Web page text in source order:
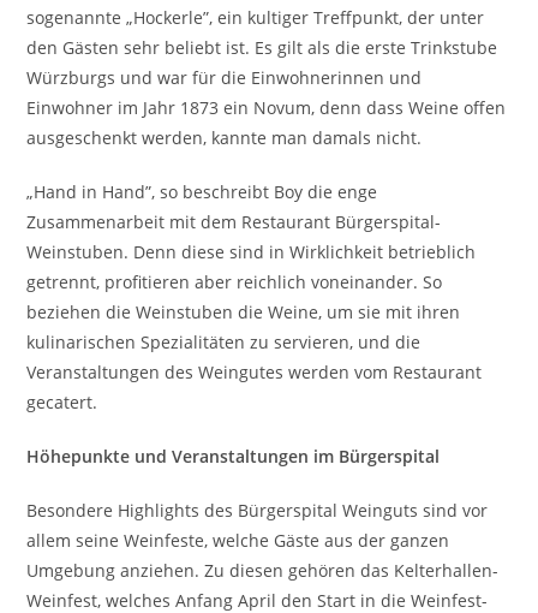
sogenannte „Hockerle”, ein kultiger Treffpunkt, der unter
den Gästen sehr beliebt ist. Es gilt als die erste Trinkstube
Würzburgs und war für die Einwohnerinnen und
Einwohner im Jahr 1873 ein Novum, denn dass Weine offen
ausgeschenkt werden, kannte man damals nicht.
„Hand in Hand”, so beschreibt Boy die enge
Zusammenarbeit mit dem Restaurant Bürgerspital-
Weinstuben. Denn diese sind in Wirklichkeit betrieblich
getrennt, profitieren aber reichlich voneinander. So
beziehen die Weinstuben die Weine, um sie mit ihren
kulinarischen Spezialitäten zu servieren, und die
Veranstaltungen des Weingutes werden vom Restaurant
gecatert.
Höhepunkte und Veranstaltungen im Bürgerspital
Besondere Highlights des Bürgerspital Weinguts sind vor
allem seine Weinfeste, welche Gäste aus der ganzen
Umgebung anziehen. Zu diesen gehören das Kelterhallen-
Weinfest, welches Anfang April den Start in die Weinfest-